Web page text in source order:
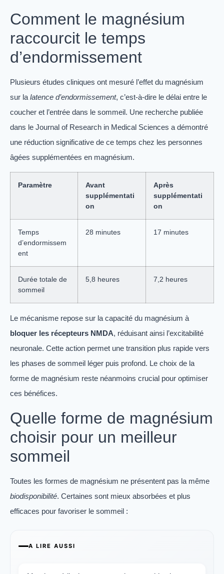
Comment le magnésium
raccourcit le temps
d’endormissement
Plusieurs études cliniques ont mesuré l’effet du magnésium
sur la latence d’endormissement, c’est-à-dire le délai entre le
coucher et l’entrée dans le sommeil. Une recherche publiée
dans le Journal of Research in Medical Sciences a démontré
une réduction significative de ce temps chez les personnes
âgées supplémentées en magnésium.
Paramètre
Avant
supplémentati
on
Après
supplémentati
on
Temps
d’endormissem
ent
28 minutes 17 minutes
Durée totale de
sommeil
5,8 heures 7,2 heures
Le mécanisme repose sur la capacité du magnésium à
bloquer les récepteurs NMDA, réduisant ainsi l’excitabilité
neuronale. Cette action permet une transition plus rapide vers
les phases de sommeil léger puis profond. Le choix de la
forme de magnésium reste néanmoins crucial pour optimiser
ces bénéfices.
Quelle forme de magnésium
choisir pour un meilleur
sommeil
Toutes les formes de magnésium ne présentent pas la même
biodisponibilité. Certaines sont mieux absorbées et plus
efficaces pour favoriser le sommeil :
A LIRE AUSSI